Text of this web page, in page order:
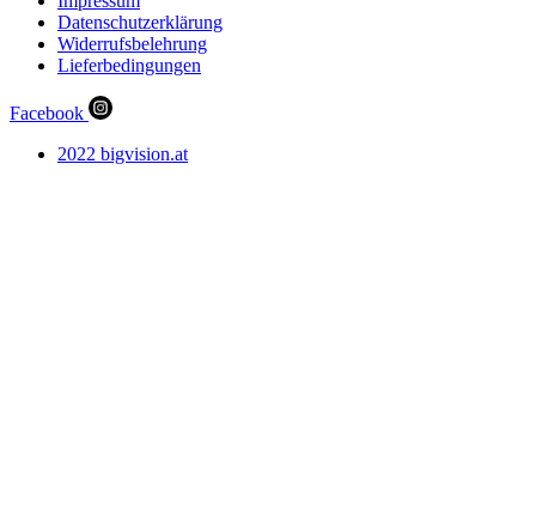
Datenschutzerklärung
Widerrufsbelehrung
Lieferbedingungen
Facebook
2022 bigvision.at